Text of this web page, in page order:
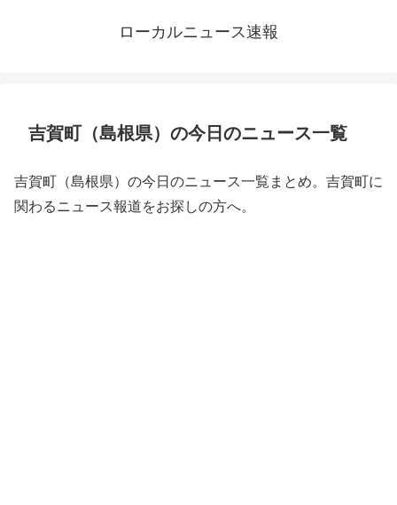
ローカルニュース速報
吉賀町（島根県）の今日のニュース一覧
吉賀町（島根県）の今日のニュース一覧まとめ。吉賀町に
関わるニュース報道をお探しの方へ。